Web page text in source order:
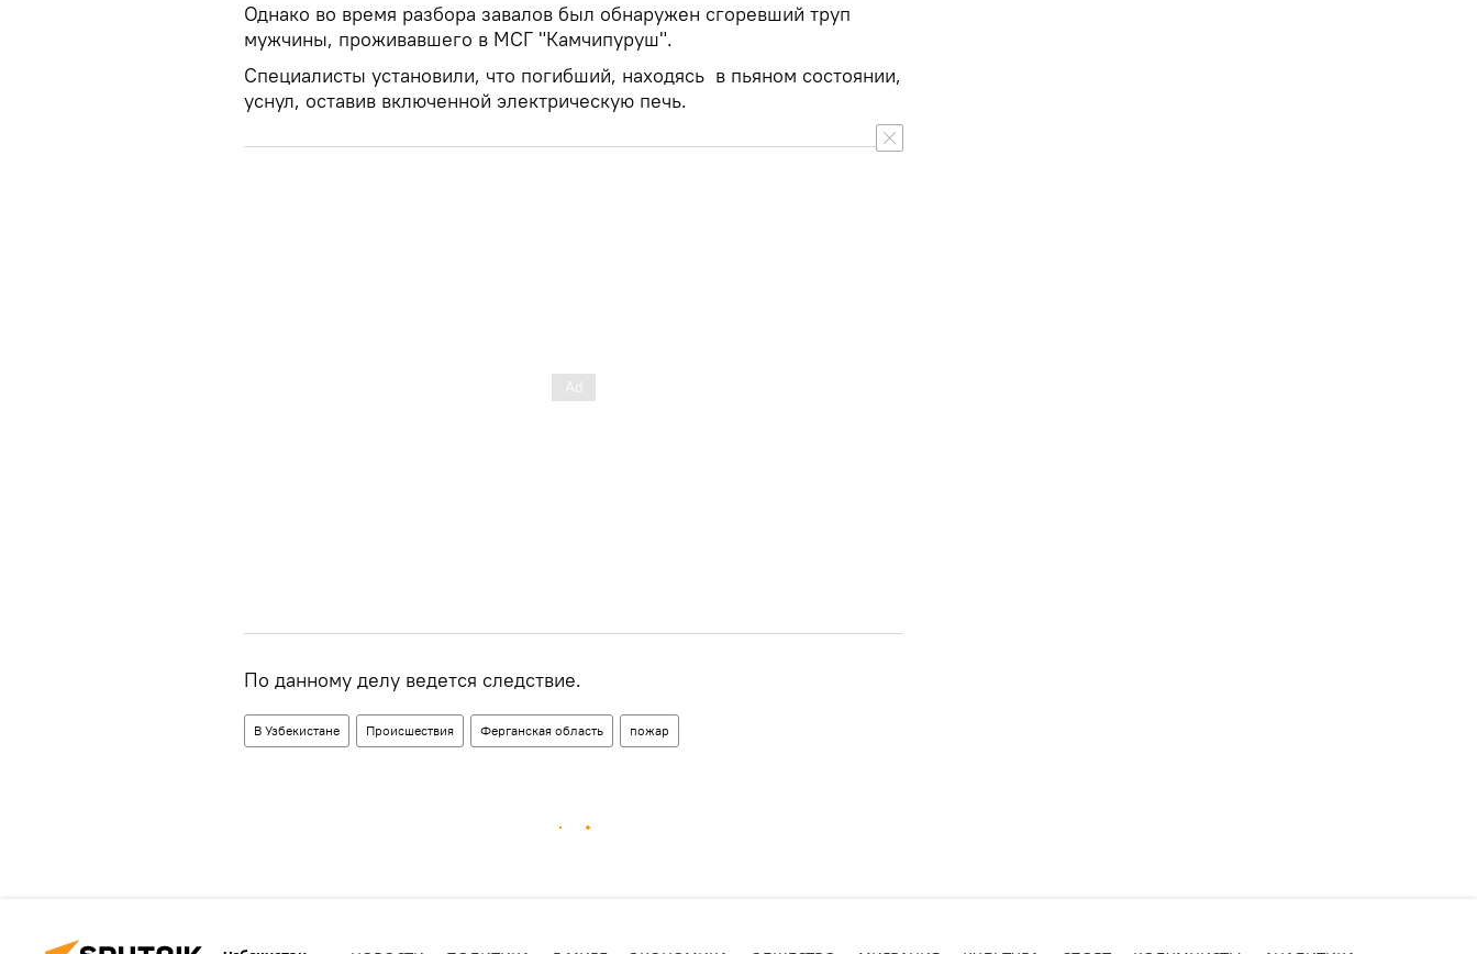
Однако во время разбора завалов был обнаружен сгоревший труп
мужчины, проживавшего в МСГ "Камчипуруш".
Специалисты установили, что погибший, находясь в пьяном состоянии,
уснул, оставив включенной электрическую печь.
По данному делу ведется следствие.
В Узбекистане Происшествия Ферганская область пожар